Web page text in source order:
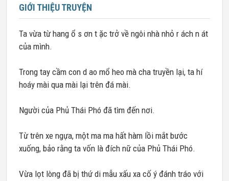
GIỚI THIỆU TRUYỆN
Ta vừa từ hang ổ s ơn t ặc trở về ngôi nhà nhỏ r ách n át
của mình.
Trong tay cầm con d ao mổ heo mà cha truyền lại, ta hí
hoáy mài qua mài lại trên đá mài.
Người của Phủ Thái Phó đã tìm đến nơi.
Từ trên xe ngựa, một ma ma hất hàm lồi mắt bước
xuống, bảo rằng ta vốn là đích nữ của Phủ Thái Phó.
Vừa lọt lòng đã bị thứ di mẫu xấu xa cố ý đánh tráo với